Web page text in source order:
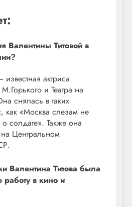
Валентины Титовой в
известная актриса
и Театра на
снялась в таких
как «Москва слезам не
солдате». Также она
Центральном
Валентина Титова была
работу в кино и